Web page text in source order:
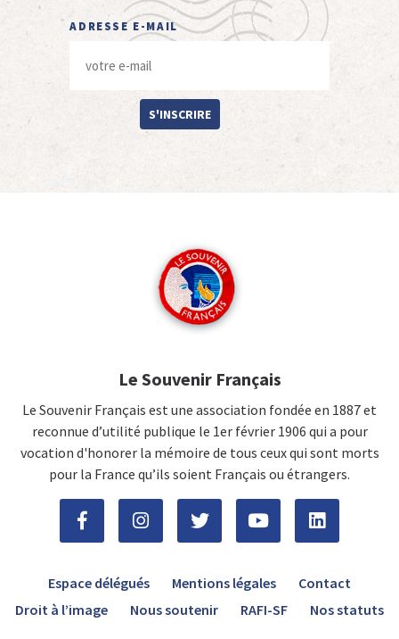
ADRESSE E-MAIL
S'INSCRIRE
Le Souvenir Français
Le Souvenir Français est une association fondée en 1887 et
reconnue d’utilité publique le 1er février 1906 qui a pour
vocation d'honorer la mémoire de tous ceux qui sont morts
pour la France qu’ils soient Français ou étrangers.
Espace délégués Mentions légales
Contact
Droit à l’image
Nous soutenir RAFI-SF Nos statuts